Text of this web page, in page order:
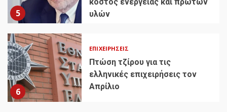
5
υλών
6
ΕΠΙΧΕΙΡΉΣΕΙΣ
Πτώση τζίρου για τις
ελληνικές επιχειρήσεις τον
Απρίλιο